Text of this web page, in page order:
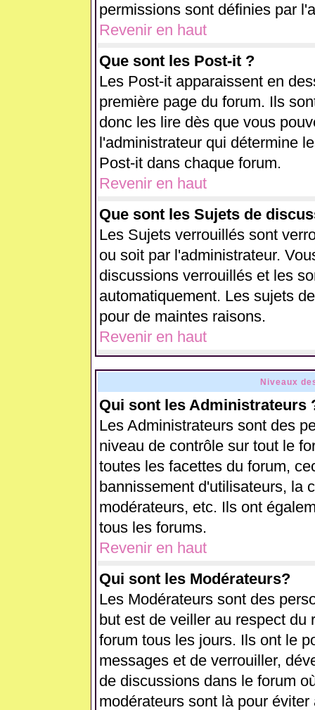
permissions sont définies par
Revenir en haut
Que sont les Post-it ?
Les Post-it apparaissent en
première page du forum. Ils
donc les lire dès que vous
l'administrateur qui détermine
Post-it dans chaque forum.
Revenir en haut
Que sont les Sujets de
Les Sujets verrouillés sont
ou soit par l'administrateur.
discussions verrouillés et les
automatiquement. Les sujets
pour de maintes raisons.
Revenir en haut
Niveaux
Qui sont les Administrateurs
Les Administrateurs sont des
niveau de contrôle sur tout le
toutes les facettes du forum,
bannissement d'utilisateurs, la
modérateurs, etc. Ils ont
tous les forums.
Revenir en haut
Qui sont les Modérateurs?
Les Modérateurs sont des
but est de veiller au respect du
forum tous les jours. Ils ont le
messages et de verrouiller,
de discussions dans le forum
modérateurs sont là pour